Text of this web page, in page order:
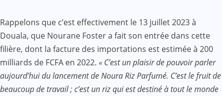
Rappelons que c’est effectivement le 13 juillet 2023 à
Douala, que Nourane Foster a fait son entrée dans cette
filière, dont la facture des importations est estimée à 200
milliards de FCFA en 2022. « C’est un plaisir de pouvoir parler
aujourd’hui du lancement de Noura Riz Parfumé. C’est le fruit de
beaucoup de travail ; c’est un riz qui est destiné à tout le monde